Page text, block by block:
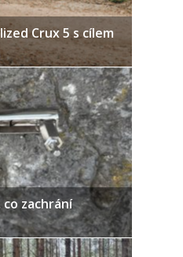
Crux 5 s cílem
co zachrání